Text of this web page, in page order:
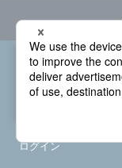
カートを見る
初めての方へ
ログイン
－ ×